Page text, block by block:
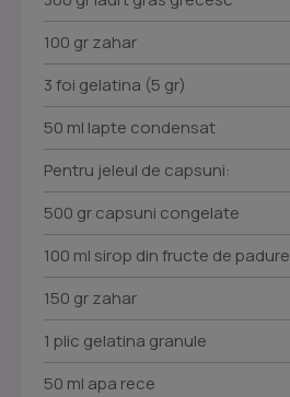
100 gr zahar
3 foi gelatina (5 gr)
50 ml lapte condensat
Pentru jeleul de capsuni:
500 gr capsuni congelate
100 ml sirop din fructe de padure
150 gr zahar
1 plic gelatina granule
50 ml apa rece